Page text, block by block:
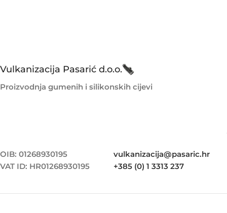
Vulkanizacija Pasarić d.o.o.
Proizvodnja gumenih i silikonskih cijevi
OIB: 01268930195
VAT ID: HR01268930195
vulkanizacija@pasaric.hr
+385 (0) 1 3313 237